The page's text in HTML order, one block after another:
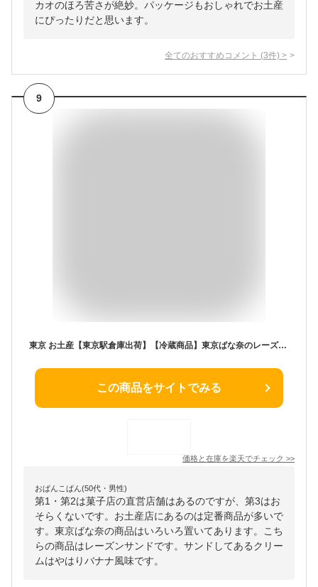
カオのほろ苦さが絶妙。パッケージもおしゃれでお土産
にぴったりだと思います。
全てのおすすめコメント (3件) >
9
東京 お土産【東京駅倉庫出荷】【冷蔵商品】東京ばな奈のレーズンサンド 8個入土産 おみやげ 東京みやげ 東京土産 東京バナナ 洋菓子 お菓子 スイーツ クッキーサンド お中元 お歳暮 御歳暮 お年賀 内祝い お取り寄せ ギフト プレゼント のし可
この商品をサイトでみる
価格と在庫を楽天でチェック >>
おぱんこぱん(50代・男性)
第1・第2は菓子店の直営店舗はあるのですが、第3はお
そらくないです。お土産店にあるのは定番商品が多いで
す。東京ばな奈の商品はいろいろ置いてあります。こち
らの商品はレーズンサンドです。サンドしてあるクリー
ムはやはりバナナ風味です。